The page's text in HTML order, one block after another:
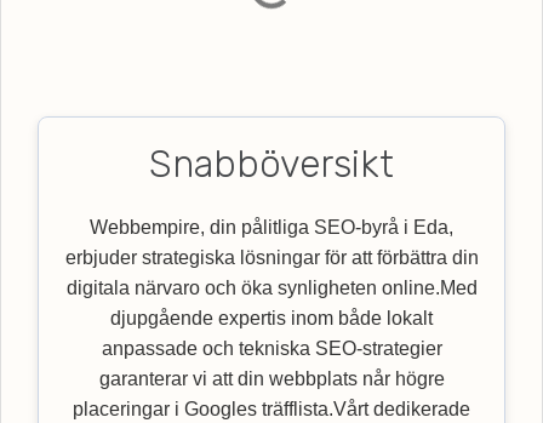
Snabböversikt
Webbempire, din pålitliga SEO-byrå i Eda,
erbjuder strategiska lösningar för att förbättra din
digitala närvaro och öka synligheten online.Med
djupgående expertis inom både lokalt
anpassade och tekniska SEO-strategier
garanterar vi att din webbplats når högre
placeringar i Googles träfflista.Vårt dedikerade